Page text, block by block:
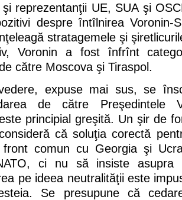
şi reprezentanţii UE, SUA şi
despre întîlnirea
stratagemele şi
Voronin a fost înfrînt
către Moscova şi Tiraspol.
expuse mai sus, se
de către Preşedintele
principial greşită. Un şir de
că soluţia corectă
comun cu Georgia şi
ci nu să insiste asupra
pe ideea neutralităţii este
Se presupune că